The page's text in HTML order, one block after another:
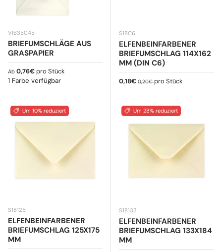
VIB35045
BRIEFUMSCHLÄGE AUS
GRASPAPIER
Normaler Preis
Ab 0,76€ pro Stück
1 Farbe verfügbar
S18C6
ELFENBEINFARBENER
BRIEFUMSCHLAG 114X162
MM (DIN C6)
Verkaufspreis
0,18€ Normaler Preis
0,20€pro Stück
Um 10% reduziert
S18125
ELFENBEINFARBENER
BRIEFUMSCHLAG 125X175
MM
Um 28% reduziert
S18133
ELFENBEINFARBENER
BRIEFUMSCHLAG 133X184
MM